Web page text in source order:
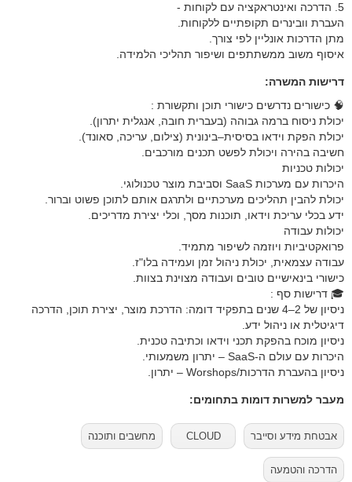
5. הדרכה ואינטראקציה עם לקוחות -
העברת וובינרים תקופתיים ללקוחות.
מתן הדרכות אונליין לפי צורך.
איסוף משוב ממשתתפים ושיפור תהליכי הלמידה.
דרישות המשרה:
🧠 כישורים נדרשים כישורי תוכן ותקשורת :
יכולת ניסוח ברמה גבוהה (בעברית חובה, אנגלית יתרון).
יכולת הפקת וידאו בסיסית–בינונית (צילום, עריכה, סאונד).
חשיבה בהירה ויכולת לפשט תכנים מורכבים.
יכולות טכניות
היכרות עם מערכות SaaS וסביבת מוצר טכנולוגי.
יכולת להבין תהליכים מערכתיים ולתרגם אותם לתוכן פשוט וברור.
ידע בכלי עריכת וידאו, תוכנות מסך, וכלי יצירת מדריכים.
יכולות עבודה
פרואקטיביות ויוזמה לשיפור מתמיד.
עבודה עצמאית, יכולת ניהול זמן ועמידה בלו"ז.
כישורי בינאישיים טובים ועבודה מצוינת בצוות.
🎓 דרישות סף :
ניסיון של 2–4 שנים בתפקיד דומה: הדרכת מוצר, יצירת תוכן, הדרכה
דיגיטלית או ניהול ידע.
ניסיון מוכח בהפקת תכני וידאו וכתיבה טכנית.
היכרות עם עולם ה-SaaS – יתרון משמעותי.
ניסיון בהעברת הדרכות/Worshops – יתרון.
מעבר למשרות דומות בתחומים:
אבטחת מידע וסייבר CLOUD מחשבים ותוכנה
הדרכה והטמעה